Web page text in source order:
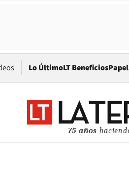
Lo ÚltimoLT Beneficios
75 años